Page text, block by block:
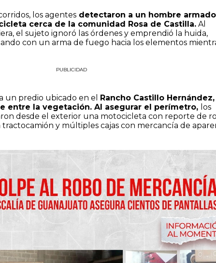
los agentes detectaron a un hombre armado
cerca de la comunidad Rosa de Castilla. Al
el sujeto ignoró las órdenes y emprendió la huida,
con un arma de fuego hacia los elementos
PUBLICIDAD
un predio ubicado en el Rancho Castillo Hernández,
entre la vegetación. Al asegurar el perímetro, los
desde el exterior una motocicleta con reporte de
y múltiples cajas con mercancía de